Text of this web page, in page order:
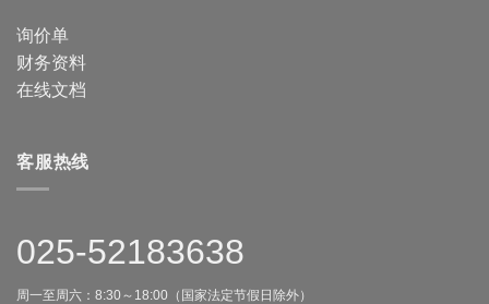
询价单
财务资料
在线文档
客服热线
025-52183638
周一至周六：8:30～18:00（国家法定节假日除外）